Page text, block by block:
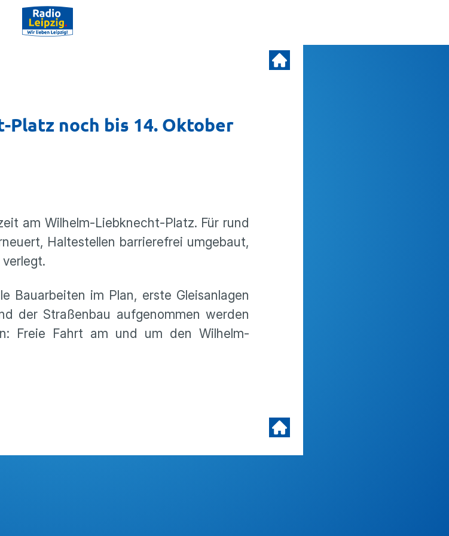
noch bis 14. Oktober
am Wilhelm-Liebknecht-Platz. Für rund
Haltestellen barrierefrei umgebaut,
Bauarbeiten im Plan, erste Gleisanlagen
der Straßenbau aufgenommen werden
Freie Fahrt am und um den Wilhelm-